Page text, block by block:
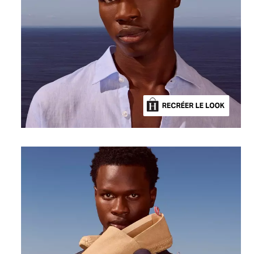
RECRÉER LE LOOK